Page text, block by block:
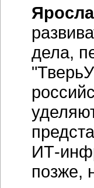
дела,
ИТ-
позже,